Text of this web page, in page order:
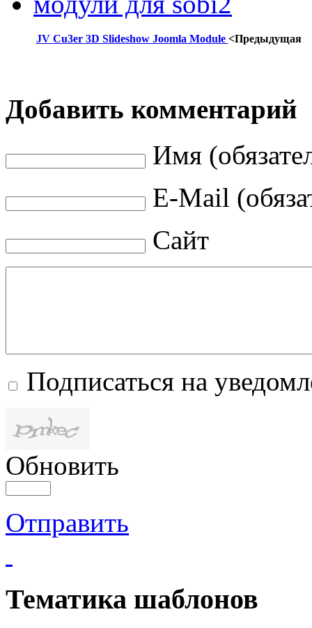
JV Cu3er 3D Slideshow Joomla Module <Предыдущая
Добавить комментарий
Имя
E-Mail
Сайт
Подписаться на
Обновить
Отправить
Тематика шаблонов